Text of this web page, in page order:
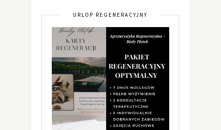
URLOP REGENERACYJNY